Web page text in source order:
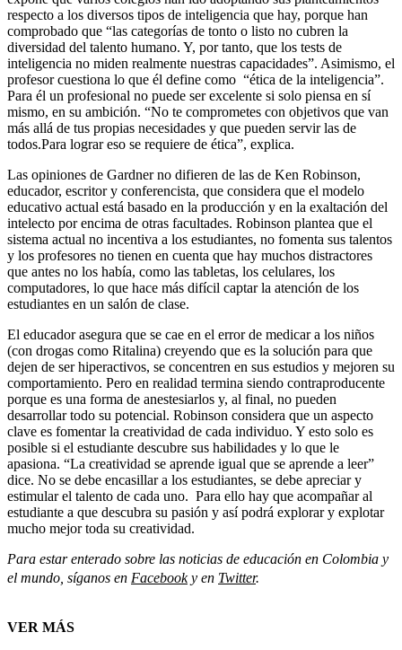
respecto a los diversos tipos de inteligencia que hay, porque han
comprobado que “las categorías de tonto o listo no cubren la
diversidad del talento humano. Y, por tanto, que los tests de
inteligencia no miden realmente nuestras capacidades”. Asimismo, el
profesor cuestiona lo que él define como “ética de la inteligencia”.
Para él un profesional no puede ser excelente si solo piensa en sí
mismo, en su ambición. “No te comprometes con objetivos que van
más allá de tus propias necesidades y que pueden servir las de
todos.Para lograr eso se requiere de ética”, explica.
Las opiniones de Gardner no difieren de las de Ken Robinson,
educador, escritor y conferencista, que considera que el modelo
educativo actual está basado en la producción y en la exaltación del
intelecto por encima de otras facultades. Robinson plantea que el
sistema actual no incentiva a los estudiantes, no fomenta sus talentos
y los profesores no tienen en cuenta que hay muchos distractores
que antes no los había, como las tabletas, los celulares, los
computadores, lo que hace más difícil captar la atención de los
estudiantes en un salón de clase.
El educador asegura que se cae en el error de medicar a los niños
(con drogas como Ritalina) creyendo que es la solución para que
dejen de ser hiperactivos, se concentren en sus estudios y mejoren su
comportamiento. Pero en realidad termina siendo contraproducente
porque es una forma de anestesiarlos y, al final, no pueden
desarrollar todo su potencial. Robinson considera que un aspecto
clave es fomentar la creatividad de cada individuo. Y esto solo es
posible si el estudiante descubre sus habilidades y lo que le
apasiona. “La creatividad se aprende igual que se aprende a leer”
dice. No se debe encasillar a los estudiantes, se debe apreciar y
estimular el talento de cada uno. Para ello hay que acompañar al
estudiante a que descubra su pasión y así podrá explorar y explotar
mucho mejor toda su creatividad.
Para estar enterado sobre las noticias de educación en Colombia y
el mundo, síganos en Facebooky en Twitter.
VER MÁS